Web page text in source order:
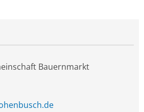
Bauernmarkt